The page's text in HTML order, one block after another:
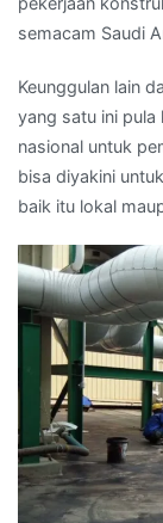
semacam Saudi
Keunggulan lain
yang satu ini
nasional untuk
bisa diyakini
baik itu lokal